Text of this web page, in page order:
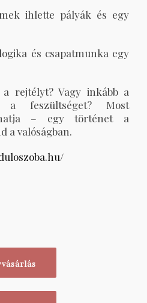
pályák és egy
és csapatmunka egy
rejtélyt? Vagy inkább a
a feszültséget? Most
– egy történet a
a valóságban.